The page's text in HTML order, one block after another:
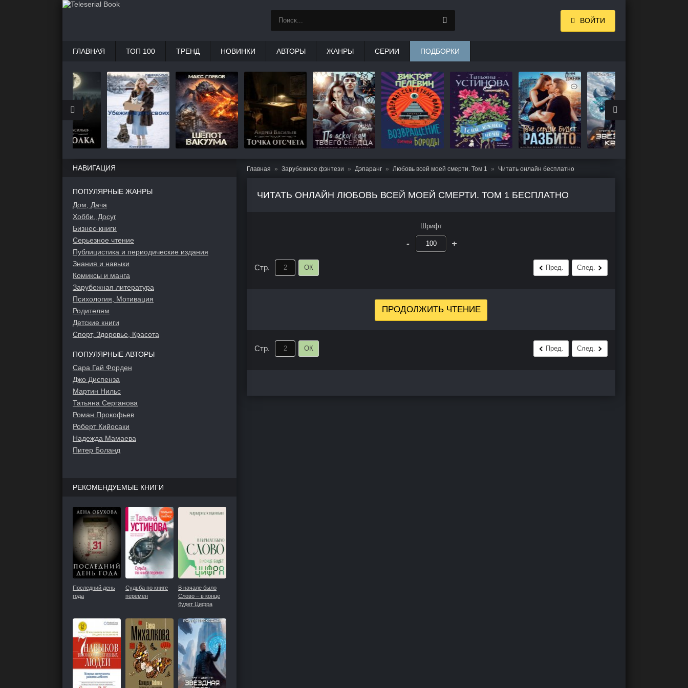
Главная Зарубежное фэнтези Дэпаранг Любовь всей моей смерти. Том 1 Читать онлайн бесплатно
ЧИТАТЬ ОНЛАЙН ЛЮБОВЬ ВСЕЙ МОЕЙ СМЕРТИ. ТОМ 1 БЕСПЛАТНО
Шрифт
- +
Стр. ОК Пред. След.
ПРОДОЛЖИТЬ ЧТЕНИЕ
Стр. ОК Пред. След.
НАВИГАЦИЯ
ПОПУЛЯРНЫЕ ЖАНРЫ
Дом, Дача
Хобби, Досуг
Бизнес-книги
Серьезное чтение
Публицистика и периодические издания
Знания и навыки
Комиксы и манга
Зарубежная литература
Психология, Мотивация
Родителям
Детские книги
Спорт, Здоровье, Красота
ПОПУЛЯРНЫЕ АВТОРЫ
Сара Гай Форден
Джо Диспенза
Мартин Нильс
Татьяна Серганова
Роман Прокофьев
Роберт Кийосаки
Надежда Мамаева
Питер Боланд
РЕКОМЕНДУЕМЫЕ КНИГИ
Последний день
года
Судьба по книге
перемен
В начале было
Слово – в конце
будет Цифра
ВОЙТИ
ГЛАВНАЯ ТОП 100 ТРЕНД НОВИНКИ АВТОРЫ ЖАНРЫ СЕРИИ ПОДБОРКИ